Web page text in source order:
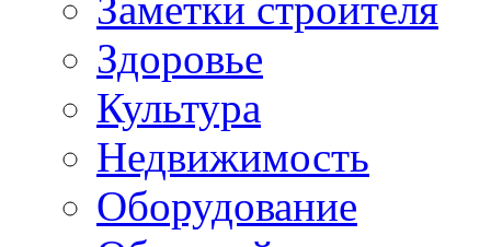
Заметки строителя
Здоровье
Культура
Недвижимость
Оборудование